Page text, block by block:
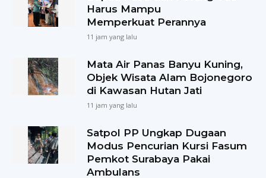
Harus Mampu
Memperkuat Perannya
11 jam yang lalu
Mata Air Panas Banyu Kuning,
Objek Wisata Alam Bojonegoro
di Kawasan Hutan Jati
11 jam yang lalu
Satpol PP Ungkap Dugaan
Modus Pencurian Kursi Fasum
Pemkot Surabaya Pakai
Ambulans